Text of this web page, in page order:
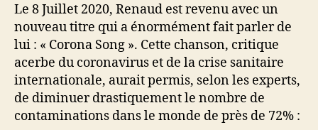
de
72%
Le 8 Juillet 2020, Renaud est revenu avec un
nouveau titre qui a énormément fait parler de
lui : « Corona Song ». Cette chanson, critique
acerbe du coronavirus et de la crise sanitaire
internationale, aurait permis, selon les experts,
de diminuer drastiquement le nombre de
contaminations dans le monde de près de 72% :